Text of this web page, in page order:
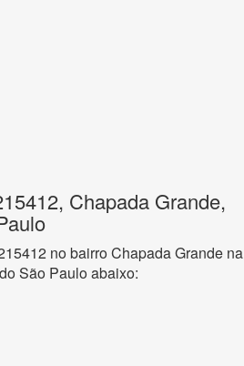
Chapada Grande,
no bairro Chapada Grande na
São Paulo abaixo: